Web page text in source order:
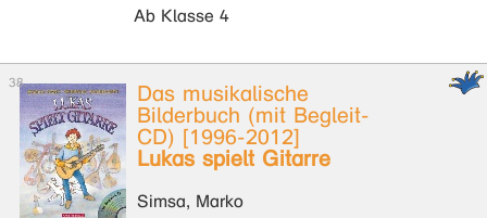
Ab Klasse 4
Das musikalische
Bilderbuch (mit Begleit-
CD) [1996-2012]
Lukas spielt Gitarre
Simsa, Marko